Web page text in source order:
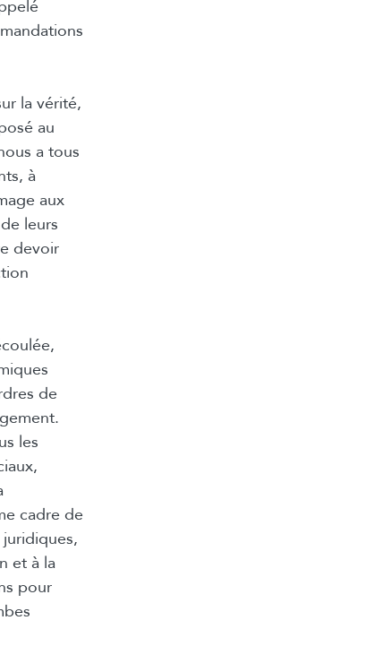
la vérité,
au
a tous
à
aux
leurs
devoir
de
les
cadre de
et à la
pour